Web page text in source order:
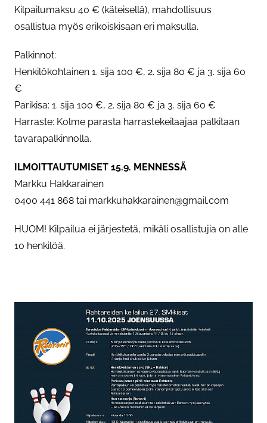
Kilpailumaksu 40 € (käteisellä), mahdollisuus
osallistua myös erikoiskisaan eri maksulla.
Palkinnot:
Henkilökohtainen 1. sija 100 €, 2. sija 80 € ja 3. sija 60
€
Parikisa: 1. sija 100 €, 2. sija 80 € ja 3. sija 60 €
Harraste: Kolme parasta harrastekeilaajaa palkitaan
tavarapalkinnolla.
ILMOITTAUTUMISET 15.9. MENNESSÄ
Markku Hakkarainen
0400 441 868 tai markkuhakkarainen@gmail.com
HUOM! Kilpailua ei järjestetä, mikäli osallistujia on alle
10 henkilöä.